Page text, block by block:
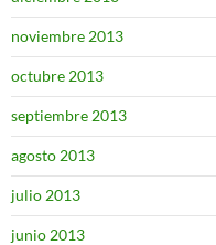
noviembre 2013
octubre 2013
septiembre 2013
agosto 2013
julio 2013
junio 2013